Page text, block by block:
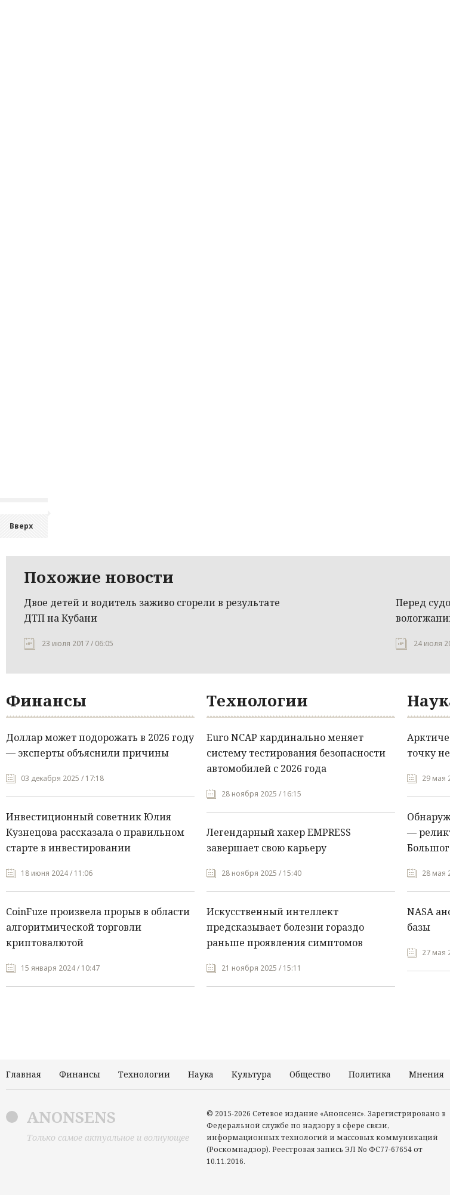
Вверх
Похожие новости
Двое детей и водитель заживо сгорели в результате
ДТП на Кубани
23 июля 2017 / 06:05
Перед
24 июля
Финансы
Доллар может подорожать в 2026 году
— эксперты объяснили причины
03 декабря 2025 / 17:18
Инвестиционный советник Юлия
Кузнецова рассказала о правильном
старте в инвестировании
18 июня 2024 / 11:06
CoinFuze произвела прорыв в области
алгоритмической торговли
криптовалютой
15 января 2024 / 10:47
Технологии
Euro NCAP кардинально меняет
систему тестирования безопасности
автомобилей с 2026 года
28 ноября 2025 / 16:15
Легендарный хакер EMPRESS
завершает свою карьеру
28 ноября 2025 / 15:40
Искусственный интеллект
предсказывает болезни гораздо
раньше проявления симптомов
21 ноября 2025 / 15:11
точку
29 мая
—
28 мая
NASA
базы
27 мая
Главная Финансы Технологии Наука Культура Общество Политика Мнения
ANONSENS
Только самое актуальное и волнующее
© 2015-2026 Сетевое издание «Анонсенс». Зарегистрировано в
Федеральной службе по надзору в сфере связи,
информационных технологий и массовых коммуникаций
(Роскомнадзор). Реестровая запись ЭЛ No ФС77-67654 от
10.11.2016.